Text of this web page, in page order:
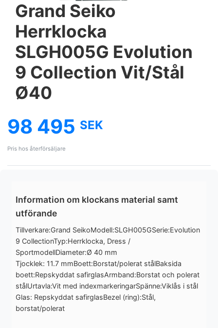
Grand Seiko
Herrklocka
SLGH005G Evolution
9 Collection Vit/Stål
Ø40
98 495 SEK
Pris hos återförsäljare
Information om klockans material samt
utförande
Tillverkare:Grand SeikoModell:SLGH005GSerie:Evolution
9 CollectionTyp:Herrklocka, Dress /
SportmodellDiameter:Ø 40 mm
Tjocklek: 11.7 mmBoett:Borstat/polerat stålBaksida
boett:Repskyddat safirglasArmband:Borstat och polerat
stålUrtavla:Vit med indexmarkeringarSpänne:Viklås i stål
Glas: Repskyddat safirglasBezel (ring):Stål,
borstat/polerat